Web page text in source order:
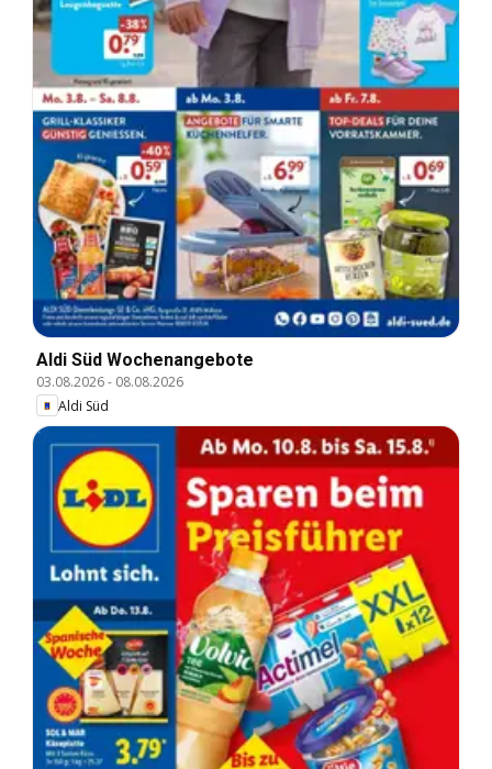
Aldi Süd Wochenangebote
03.08.2026- 08.08.2026
Aldi Süd